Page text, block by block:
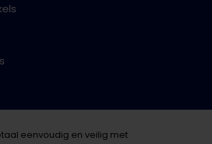
eenvoudig en veilig met